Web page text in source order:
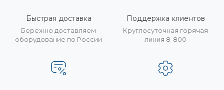
Быстрая доставка
Бережно доставляем
оборудование по России
Поддержка клиентов
Круглосуточная горячая
линия 8-800